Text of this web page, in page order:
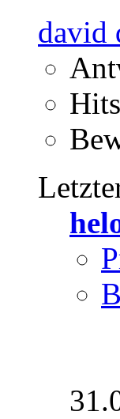
david